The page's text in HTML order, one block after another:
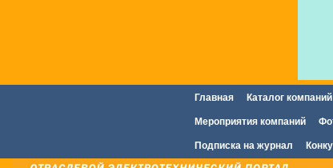
Главное меню
Главная Каталог компаний
Мероприятия компаний
Подписка на журнал